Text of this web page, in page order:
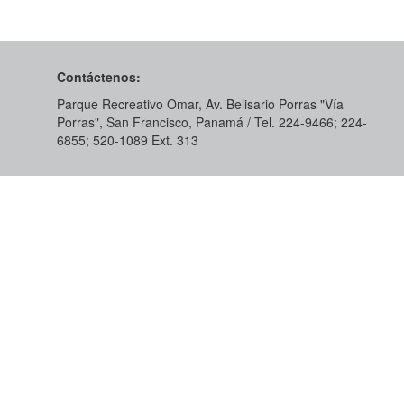
Contáctenos:
Parque Recreativo Omar, Av. Belisario Porras "Vía
Porras", San Francisco, Panamá / Tel. 224-9466; 224-
6855; 520-1089​ Ext. 313